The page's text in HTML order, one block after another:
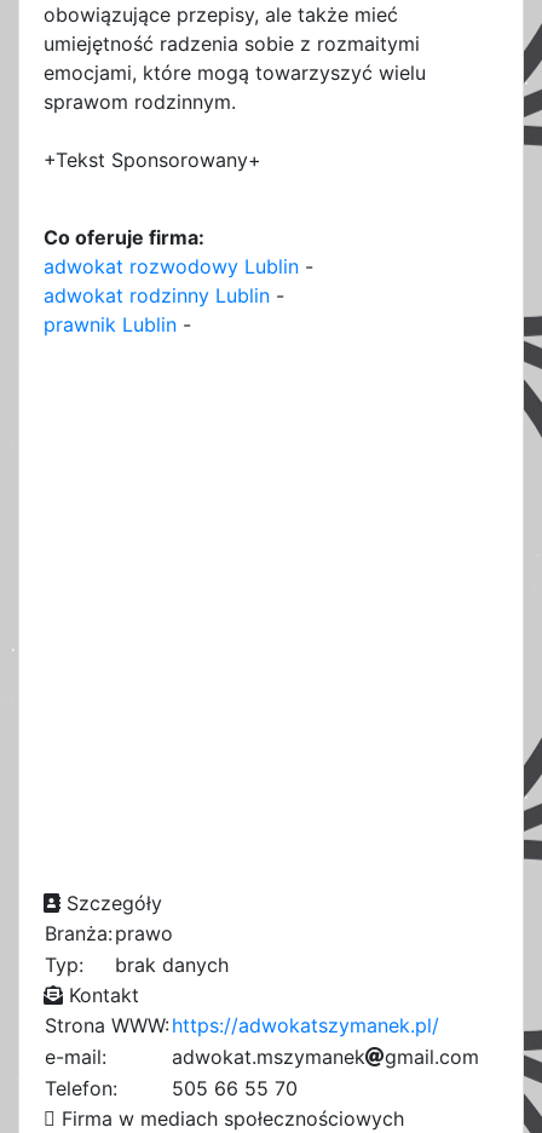
obowiązujące przepisy, ale także mieć
umiejętność radzenia sobie z rozmaitymi
emocjami, które mogą towarzyszyć wielu
sprawom rodzinnym.
+Tekst Sponsorowany+
Co oferuje firma:
adwokat rozwodowy Lublin -
adwokat rodzinny Lublin -
prawnik Lublin -
Szczegóły
Branża:prawo
Typ:
brak danych
Kontakt
Strona WWW:https://adwokatszymanek.pl/
e-mail:
ada
c
8
wokat.msz5
ymanek
9
8
gmaia
l1
.1
c6
om
Telefon:
505 66 55 70
Firma w mediach społecznościowych